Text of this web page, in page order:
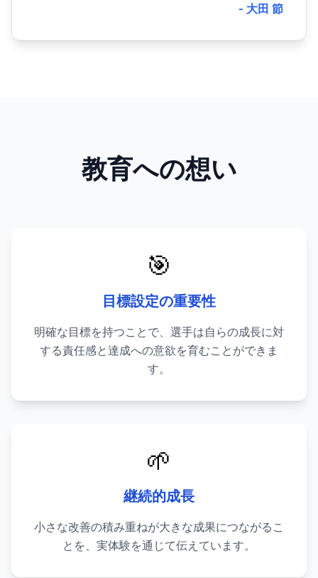
- 大田 節
教育への想い
🎯
目標設定の重要性
明確な目標を持つことで、選手は自らの成長に対
する責任感と達成への意欲を育むことができま
す。
🌱
継続的成長
小さな改善の積み重ねが大きな成果につながるこ
とを、実体験を通じて伝えています。